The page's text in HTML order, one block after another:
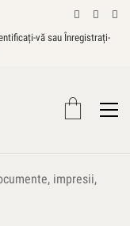
vă sau Înregistrați-
impresii,